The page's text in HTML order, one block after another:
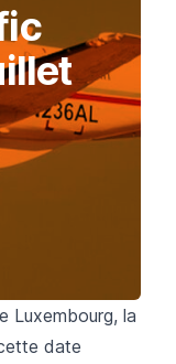
Luxembourg, la
date